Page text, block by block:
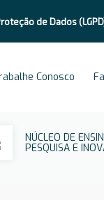
de Dados
Conosco
NÚCLEO DE
PESQUISA E